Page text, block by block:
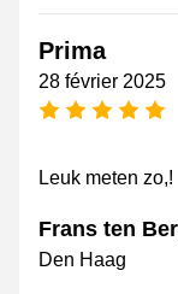
Prima
28 février 2025
Leuk meten zo,!
Frans ten
Den Haag